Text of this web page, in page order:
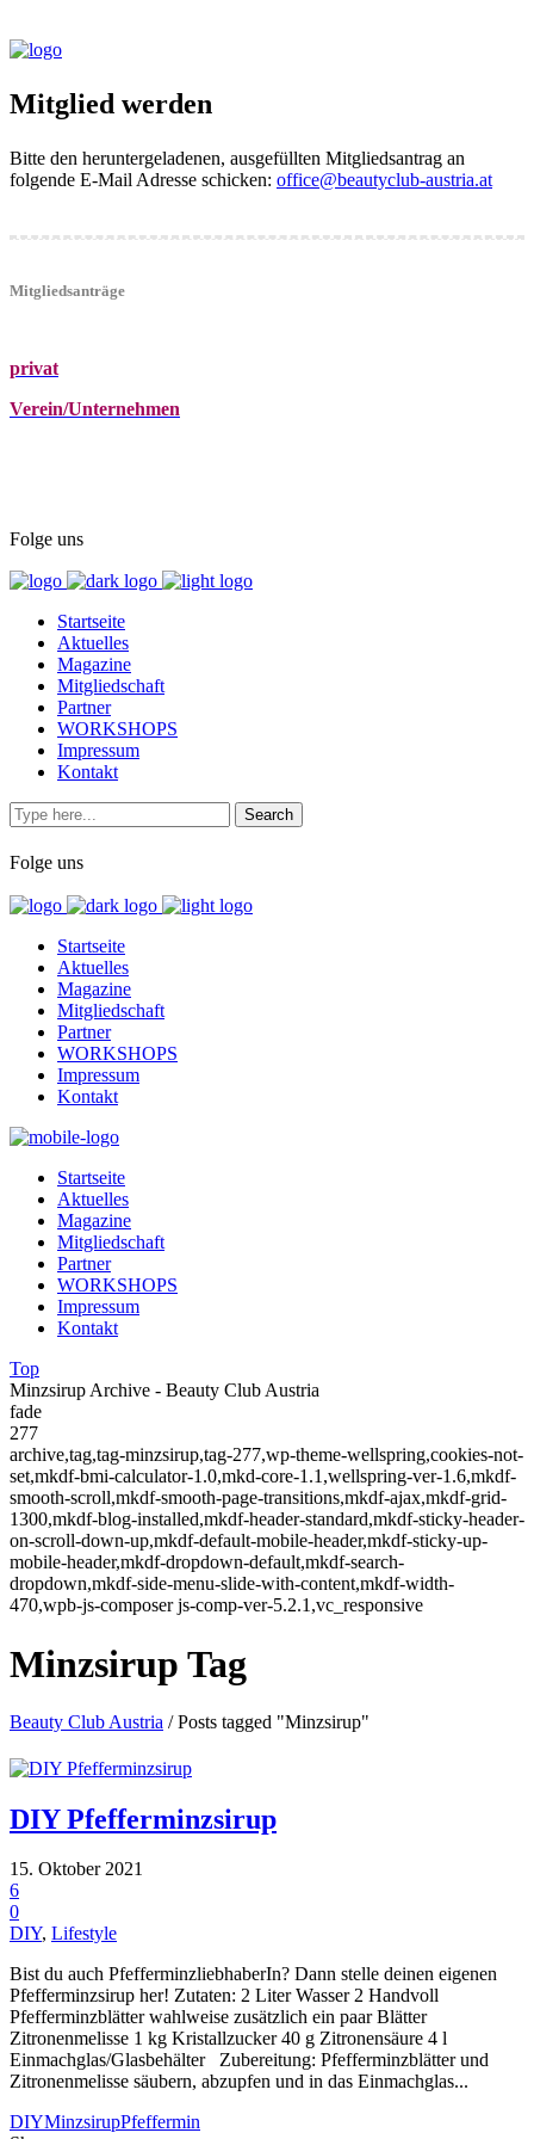
Mitglied werden
Bitte den heruntergeladenen, ausgefüllten Mitgliedsantrag an
folgende E-Mail Adresse schicken: office@beautyclub-austria.at
Mitgliedsanträge
privat
Verein/Unternehmen
Folge uns
Startseite
Aktuelles
Magazine
Mitgliedschaft
Partner
WORKSHOPS
Impressum
Kontakt
Folge uns
Startseite
Aktuelles
Magazine
Mitgliedschaft
Partner
WORKSHOPS
Impressum
Kontakt
Startseite
Aktuelles
Magazine
Mitgliedschaft
Partner
WORKSHOPS
Impressum
Kontakt
Top
Minzsirup Archive - Beauty Club Austria
fade
277
archive,tag,tag-minzsirup,tag-277,wp-theme-wellspring,cookies-not-
set,mkdf-bmi-calculator-1.0,mkd-core-1.1,wellspring-ver-1.6,mkdf-
smooth-scroll,mkdf-smooth-page-transitions,mkdf-ajax,mkdf-grid-
1300,mkdf-blog-installed,mkdf-header-standard,mkdf-sticky-header-
on-scroll-down-up,mkdf-default-mobile-header,mkdf-sticky-up-
mobile-header,mkdf-dropdown-default,mkdf-search-
dropdown,mkdf-side-menu-slide-with-content,mkdf-width-
470,wpb-js-composer js-comp-ver-5.2.1,vc_responsive
Minzsirup Tag
Beauty Club Austria /Posts tagged "Minzsirup"
DIY Pfefferminzsirup
15. Oktober 2021
6
0
DIY, Lifestyle
Bist du auch PfefferminzliebhaberIn? Dann stelle deinen eigenen
Pfefferminzsirup her! Zutaten: 2 Liter Wasser 2 Handvoll
Pfefferminzblätter wahlweise zusätzlich ein paar Blätter
Zitronenmelisse 1 kg Kristallzucker 40 g Zitronensäure 4 l
Einmachglas/Glasbehälter Zubereitung: Pfefferminzblätter und
Zitronenmelisse säubern, abzupfen und in das Einmachglas...
DIYMinzsirupPfeffermin